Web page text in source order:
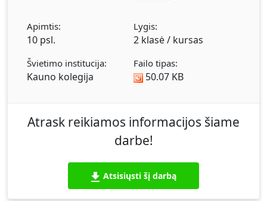
Apimtis:
10 psl.
Lygis:
2 klasė / kursas
Švietimo institucija:
Kauno kolegija
Failo tipas:
50.07 KB
Atrask reikiamos informacijos šiame
darbe!
Atsisiųsti šį darbą